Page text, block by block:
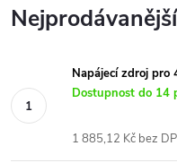
Nejprodávanější
Napájecí zdroj pro
Dostupnost do 14
1 885,12 Kč bez